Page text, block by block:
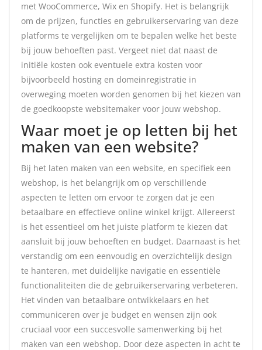
met WooCommerce, Wix en Shopify. Het is belangrijk
om de prijzen, functies en gebruikerservaring van deze
platforms te vergelijken om te bepalen welke het beste
bij jouw behoeften past. Vergeet niet dat naast de
initiële kosten ook eventuele extra kosten voor
bijvoorbeeld hosting en domeinregistratie in
overweging moeten worden genomen bij het kiezen van
de goedkoopste websitemaker voor jouw webshop.
Waar moet je op letten bij het
maken van een website?
Bij het laten maken van een website, en specifiek een
webshop, is het belangrijk om op verschillende
aspecten te letten om ervoor te zorgen dat je een
betaalbare en effectieve online winkel krijgt. Allereerst
is het essentieel om het juiste platform te kiezen dat
aansluit bij jouw behoeften en budget. Daarnaast is het
verstandig om een eenvoudig en overzichtelijk design
te hanteren, met duidelijke navigatie en essentiële
functionaliteiten die de gebruikerservaring verbeteren.
Het vinden van betaalbare ontwikkelaars en het
communiceren over je budget en wensen zijn ook
cruciaal voor een succesvolle samenwerking bij het
maken van een webshop. Door deze aspecten in acht te